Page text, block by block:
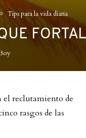
Tips para la vida diaria
el reclutamiento de
rasgos de las